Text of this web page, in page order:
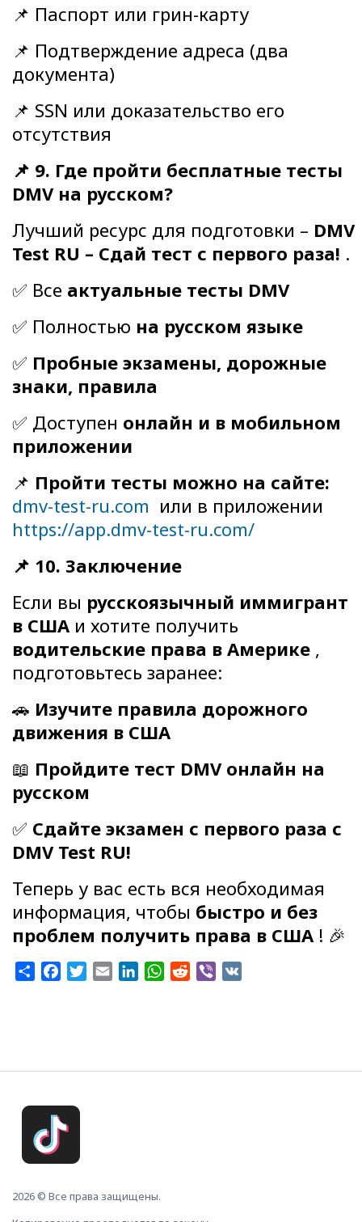
📌 Паспорт или грин-карту
📌 Подтверждение адреса (два
документа)
📌 SSN или доказательство его
отсутствия
📌 9. Где пройти бесплатные тесты
DMV на русском?
Лучший ресурс для подготовки – DMV
Test RU – Сдай тест с первого раза! .
✅ Все актуальные тесты DMV
✅ Полностью на русском языке
✅ Пробные экзамены, дорожные
знаки, правила
✅ Доступен онлайн и в мобильном
приложении
📌 Пройти тесты можно на сайте:
dmv-test-ru.com или в приложении
https://app.dmv-test-ru.com/
📌 10. Заключение
Если вы русскоязычный иммигрант
в США и хотите получить
водительские права в Америке ,
подготовьтесь заранее:
🚗 Изучите правила дорожного
движения в США
📖 Пройдите тест DMV онлайн на
русском
✅ Сдайте экзамен с первого раза с
DMV Test RU!
Теперь у вас есть вся необходимая
информация, чтобы быстро и без
проблем получить права в США ! 🎉
ShareFacebookTwitter
Email LinkedInWhatsApp
RedditViber
2026 © Все права защищены.